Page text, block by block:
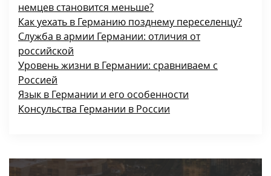
немцев становится меньше?
Как уехать в Германию позднему переселенцу?
Служба в армии Германии: отличия от
российской
Уровень жизни в Германии: сравниваем с
Россией
Язык в Германии и его особенности
Консульства Германии в России